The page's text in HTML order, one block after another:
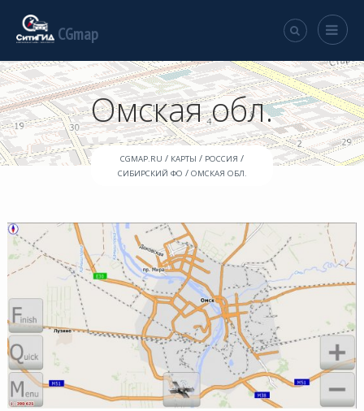
CGmap
Омская обл.
CGMAP.RU / КАРТЫ / РОССИЯ /
СИБИРСКИЙ ФО / ОМСКАЯ ОБЛ.